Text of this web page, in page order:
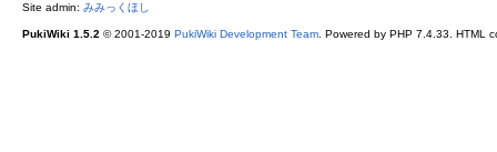
Site admin: みみっくほし
PukiWiki 1.5.2© 2001-2019 PukiWiki Development Team. Powered by PHP 7.4.33. HTML